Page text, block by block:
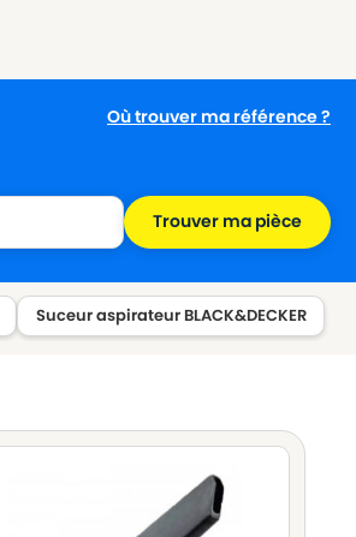
Où trouver ma référence ?
Trouver ma pièce
Suceur aspirateur BLACK&DECKER